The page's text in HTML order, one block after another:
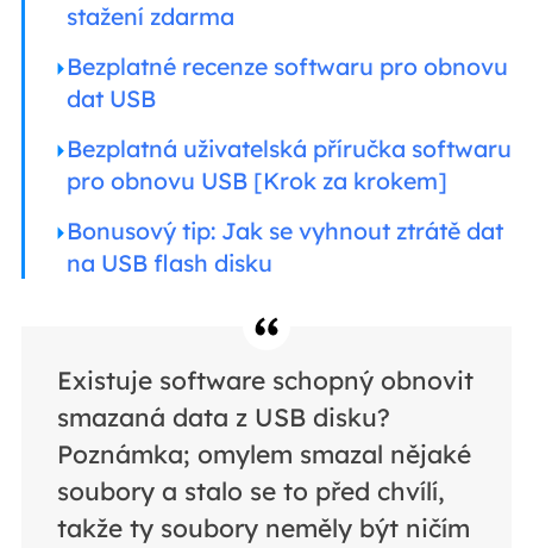
stažení zdarma
Bezplatné recenze softwaru pro obnovu
dat USB
Bezplatná uživatelská příručka softwaru
pro obnovu USB [Krok za krokem]
Bonusový tip: Jak se vyhnout ztrátě dat
na USB flash disku
Existuje software schopný obnovit
smazaná data z USB disku?
Poznámka; omylem smazal nějaké
soubory a stalo se to před chvílí,
takže ty soubory neměly být ničím